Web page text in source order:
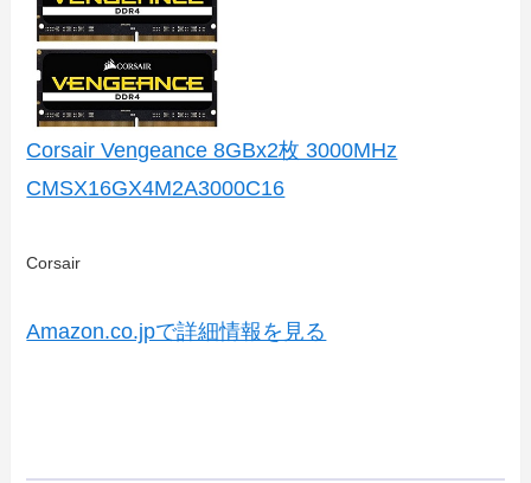
Corsair Vengeance 8GBx2枚 3000MHz
CMSX16GX4M2A3000C16
Corsair
Amazon.co.jpで詳細情報を見る